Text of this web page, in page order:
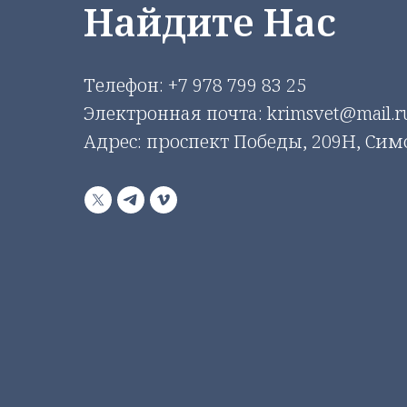
Найдите Нас
Телефон: +7 978 799 83 25
Электронная почта:
Адрес: проспект Победы, 209Н,